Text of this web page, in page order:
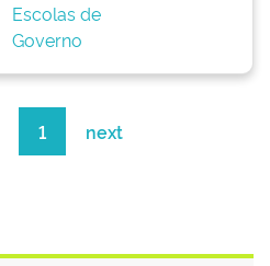
Escolas de
Governo
1 next